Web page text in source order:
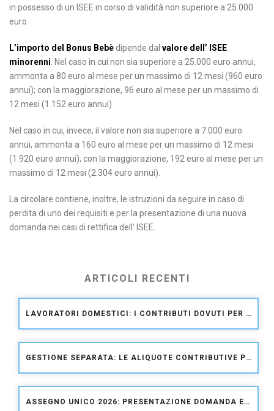
in possesso di un ISEE in corso di validità non superiore a 25.000
euro.
L’importo del Bonus Bebè dipende dal valore dell’ ISEE
minorenni . Nel caso in cui non sia superiore a 25.000 euro annui,
ammonta a 80 euro al mese per un massimo di 12 mesi (960 euro
annui); con la maggiorazione, 96 euro al mese per un massimo di
12 mesi (1.152 euro annui).
Nel caso in cui, invece, il valore non sia superiore a 7.000 euro
annui, ammonta a 160 euro al mese per un massimo di 12 mesi
(1.920 euro annui); con la maggiorazione, 192 euro al mese per un
massimo di 12 mesi (2.304 euro annui).
La circolare contiene, inoltre, le istruzioni da seguire in caso di
perdita di uno dei requisiti e per la presentazione di una nuova
domanda nei casi di rettifica dell’ ISEE.
ARTICOLI RECENTI
LAVORATORI DOMESTICI: I CONTRIBUTI DOVUTI PER IL 2026
GESTIONE SEPARATA: LE ALIQUOTE CONTRIBUTIVE PER IL 2026
ASSEGNO UNICO 2026: PRESENTAZIONE DOMANDA E AGGIORNAMENTO IMPORTI